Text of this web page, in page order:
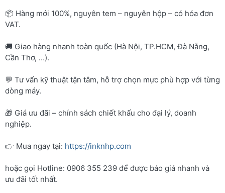
📦 Hàng mới 100%, nguyên tem – nguyên hộp – có hóa đơn
VAT.
🚚 Giao hàng nhanh toàn quốc (Hà Nội, TP.HCM, Đà Nẵng,
Cần Thơ, …).
💬 Tư vấn kỹ thuật tận tâm, hỗ trợ chọn mực phù hợp với từng
dòng máy.
🎁 Giá ưu đãi – chính sách chiết khấu cho đại lý, doanh
nghiệp.
👉 Mua ngay tại: https://inknhp.com
hoặc gọi Hotline: 0906 355 239 để được báo giá nhanh và
ưu đãi tốt nhất.